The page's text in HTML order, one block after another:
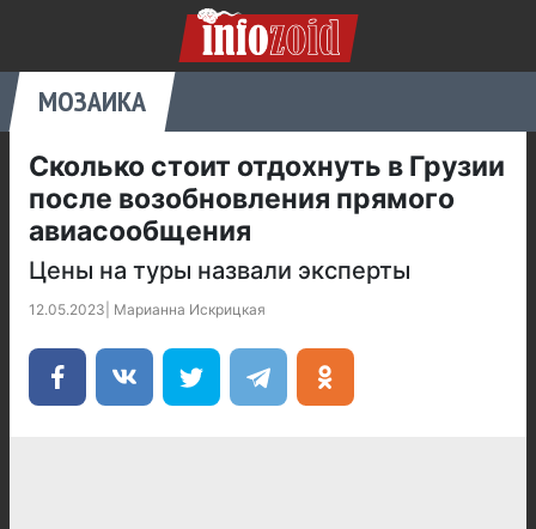
МОЗАИКА
Сколько стоит отдохнуть в Грузии
после возобновления прямого
авиасообщения
Цены на туры назвали эксперты
12.05.2023 Марианна Искрицкая